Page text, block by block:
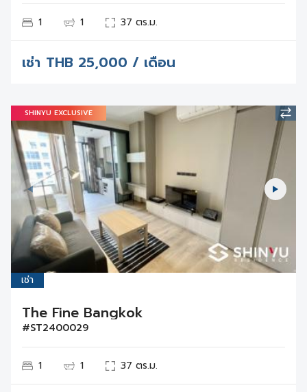
1 1 37 ตร.ม.
เช่า THB 25,000 / เดือน
SHINYU EXCLUSIVE
เช่า
The Fine Bangkok
#ST2400029
1 1 37 ตร.ม.